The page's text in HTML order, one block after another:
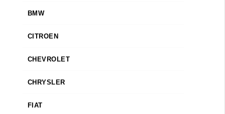
BMW
CITROEN
CHEVROLET
CHRYSLER
FIAT